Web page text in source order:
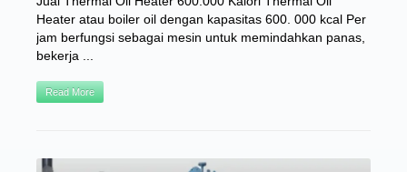
Heater atau boiler oil dengan kapasitas 600. 000 kcal Per
jam berfungsi sebagai mesin untuk memindahkan panas,
bekerja ...
Read More